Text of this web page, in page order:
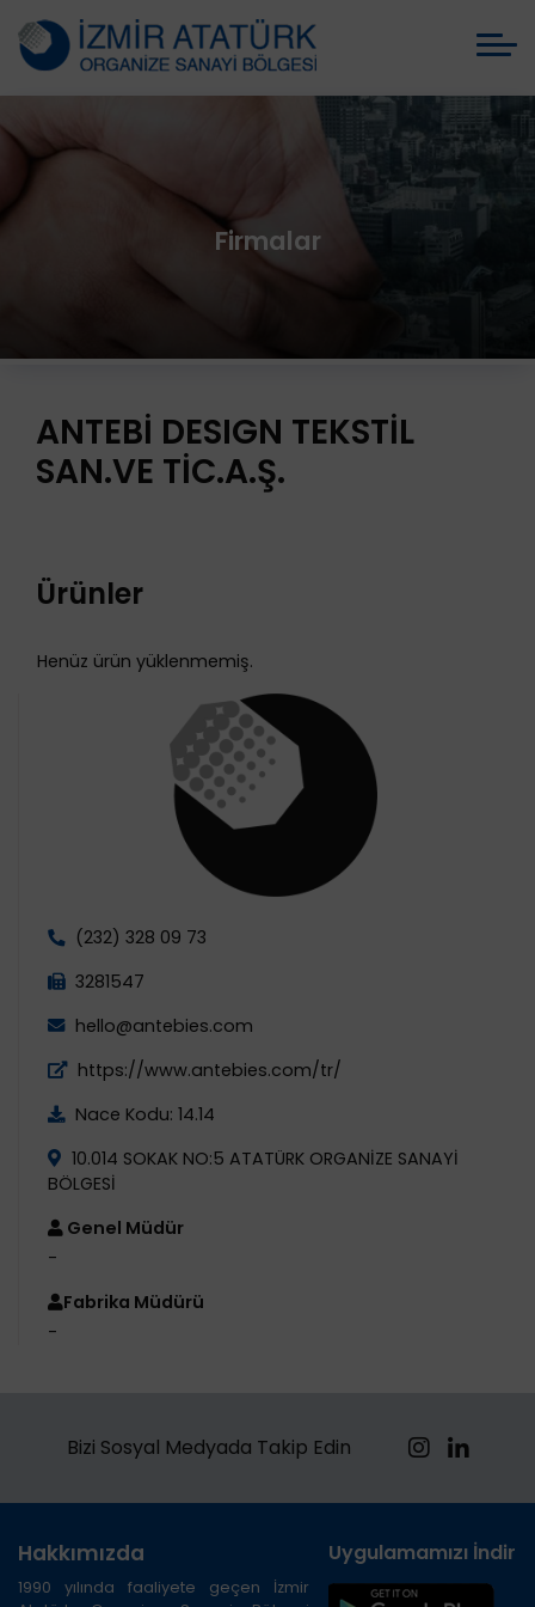
Firmalar
ANTEBİ DESIGN TEKSTİL
SAN.VE TİC.A.Ş.
Ürünler
Henüz ürün yüklenmemiş.
(232) 328 09 73
3281547
hello@antebies.com
https://www.antebies.com/tr/
Nace Kodu: 14.14
10.014 SOKAK NO:5 ATATÜRK ORGANİZE SANAYİ
BÖLGESİ
Genel Müdür
-
Fabrika Müdürü
-
Bizi Sosyal Medyada Takip Edin
Hakkımızda
1990 yılında faaliyete geçen İzmir
Uygulamamızı İndirin